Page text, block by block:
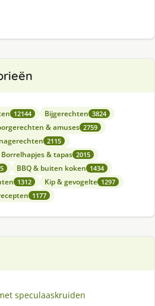
12144 Bijgerechten 3824
& amuses 2759
2115
Borrelhapjes & tapas 2015
BBQ & buiten koken 1434
1312 Kip & gevogelte 1297
1177
speculaaskruiden